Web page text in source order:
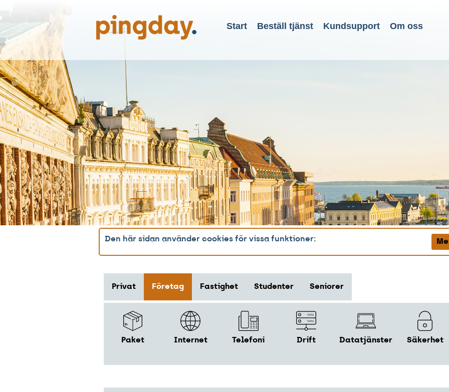
Start Beställ tjänst Kundsupport Om oss
Den här sidan använder cookies för vissa funktioner:
Privat Företag Fastighet Studenter Seniorer
Paket Internet Telefoni Drift Datatjänster Säkerhet